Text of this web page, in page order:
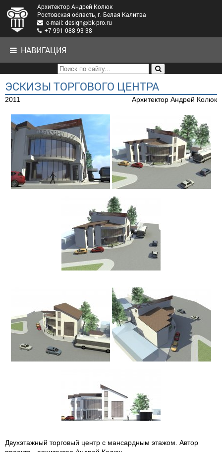
Архитектор Андрей Колюк
Ростовская область, г. Белая Калитва
e-mail: design@bk-pro.ru
+7 991 088 93 38
НАВИГАЦИЯ
ЭСКИЗЫ ТОРГОВОГО ЦЕНТРА
2011 Архитектор Андрей Колюк
Двухэтажный торговый центр с мансардным этажом. Автор